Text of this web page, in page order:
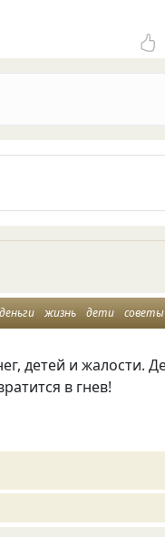
деньги жизнь дети советы
детей и жалости.
в гнев!